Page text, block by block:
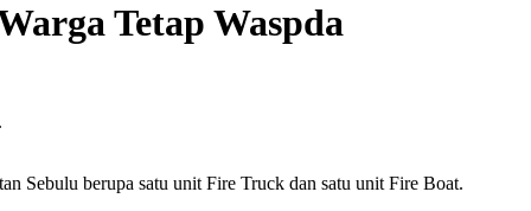
Tetap Waspda
Sebulu berupa satu unit Fire Truck dan satu unit Fire Boat.